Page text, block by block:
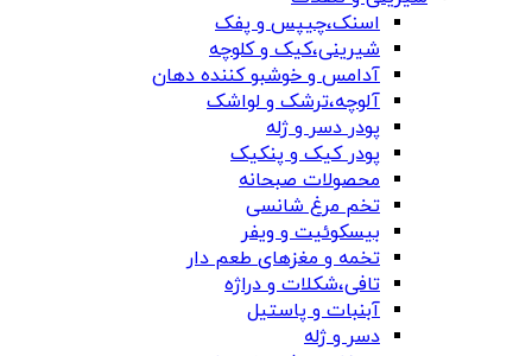
اسنک،چیپس و پفک
شیرینی،کیک و کلوچه
آدامس و خوشبو کننده دهان
آلوچه،ترشک و لواشک
پودر دسر و ژله
پودر کیک و پنکیک
محصولات صبحانه
تخم مرغ شانسی
بیسکوئیت و ویفر
تخمه و مغزهای طعم دار
تافی،شکلات و دراژه
آبنبات و پاستیل
دسر و ژله